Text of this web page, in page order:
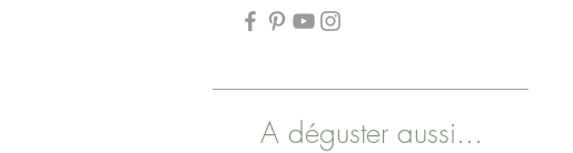
A déguster aussi...